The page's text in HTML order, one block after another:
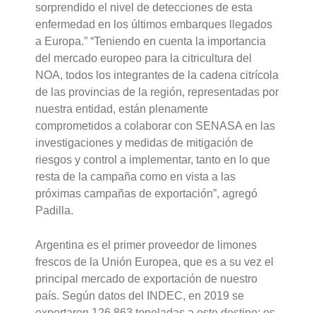
sorprendido el nivel de detecciones de esta
enfermedad en los últimos embarques llegados
a Europa.” “Teniendo en cuenta la importancia
del mercado europeo para la citricultura del
NOA, todos los integrantes de la cadena citrícola
de las provincias de la región, representadas por
nuestra entidad, están plenamente
comprometidos a colaborar con SENASA en las
investigaciones y medidas de mitigación de
riesgos y control a implementar, tanto en lo que
resta de la campaña como en vista a las
próximas campañas de exportación”, agregó
Padilla.
Argentina es el primer proveedor de limones
frescos de la Unión Europea, que es a su vez el
principal mercado de exportación de nuestro
país. Según datos del INDEC, en 2019 se